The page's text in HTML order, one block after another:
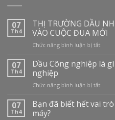
07
Th4
THỊ TRƯỜNG DẦU
VÀO CUỘC ĐUA MỚI
Chức năng bình luận bị tắtở
DẦU
TẠI
NAM:
07
Th4
Dầu Công nghiệp là
nghiệp
Chức năng bình luận bị tắtở
Công
07
Th4
Bạn đã biết hết vai
máy?